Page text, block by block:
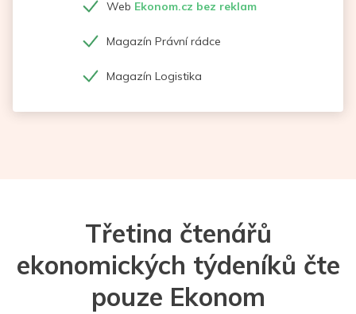
Web Ekonom.cz bez reklam
Magazín Právní rádce
Magazín Logistika
Třetina čtenářů
ekonomických týdeníků čte
pouze Ekonom